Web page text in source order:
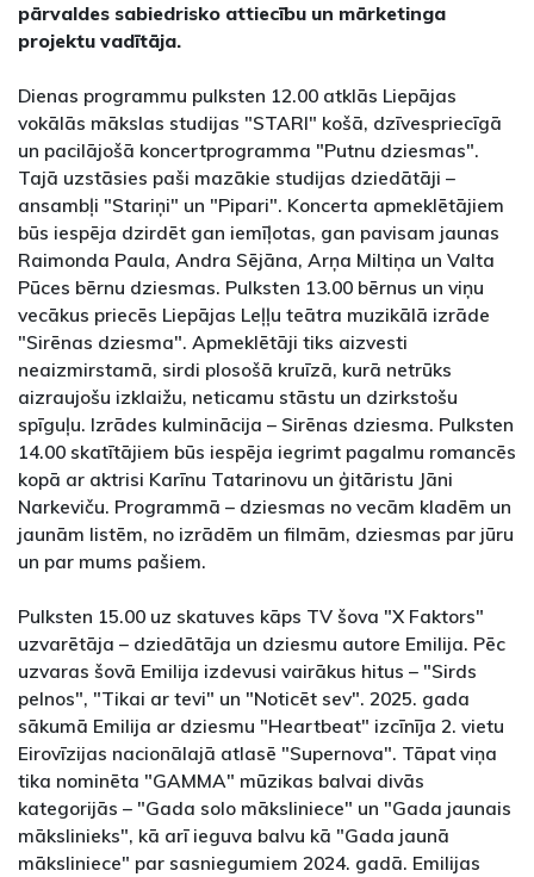
pārvaldes sabiedrisko attiecību un mārketinga
projektu vadītāja.
Dienas programmu pulksten 12.00 atklās Liepājas
vokālās mākslas studijas "STARI" košā, dzīvespriecīgā
un pacilājošā koncertprogramma "Putnu dziesmas".
Tajā uzstāsies paši mazākie studijas dziedātāji –
ansambļi "Stariņi" un "Pipari". Koncerta apmeklētājiem
būs iespēja dzirdēt gan iemīļotas, gan pavisam jaunas
Raimonda Paula, Andra Sējāna, Arņa Miltiņa un Valta
Pūces bērnu dziesmas. Pulksten 13.00 bērnus un viņu
vecākus priecēs Liepājas Leļļu teātra muzikālā izrāde
"Sirēnas dziesma". Apmeklētāji tiks aizvesti
neaizmirstamā, sirdi plosošā kruīzā, kurā netrūks
aizraujošu izklaižu, neticamu stāstu un dzirkstošu
spīguļu. Izrādes kulminācija – Sirēnas dziesma. Pulksten
14.00 skatītājiem būs iespēja iegrimt pagalmu romancēs
kopā ar aktrisi Karīnu Tatarinovu un ģitāristu Jāni
Narkeviču. Programmā – dziesmas no vecām kladēm un
jaunām listēm, no izrādēm un filmām, dziesmas par jūru
un par mums pašiem.
Pulksten 15.00 uz skatuves kāps TV šova "X Faktors"
uzvarētāja – dziedātāja un dziesmu autore Emilija. Pēc
uzvaras šovā Emilija izdevusi vairākus hitus – "Sirds
pelnos", "Tikai ar tevi" un "Noticēt sev". 2025. gada
sākumā Emilija ar dziesmu "Heartbeat" izcīnīja 2. vietu
Eirovīzijas nacionālajā atlasē "Supernova". Tāpat viņa
tika nominēta "GAMMA" mūzikas balvai divās
kategorijās – "Gada solo māksliniece" un "Gada jaunais
mākslinieks", kā arī ieguva balvu kā "Gada jaunā
māksliniece" par sasniegumiem 2024. gadā. Emilijas